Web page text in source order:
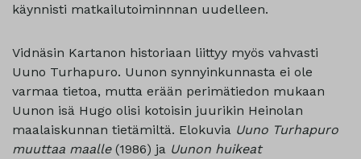
käynnisti matkailutoiminnnan uudelleen.
Vidnäsin Kartanon historiaan liittyy myös vahvasti
Uuno Turhapuro. Uunon synnyinkunnasta ei ole
varmaa tietoa, mutta erään perimätiedon mukaan
Uunon isä Hugo olisi kotoisin juurikin Heinolan
maalaiskunnan tietämiltä. Elokuvia Uuno Turhapuro
muuttaa maalle(1986) ja Uunon huikeat